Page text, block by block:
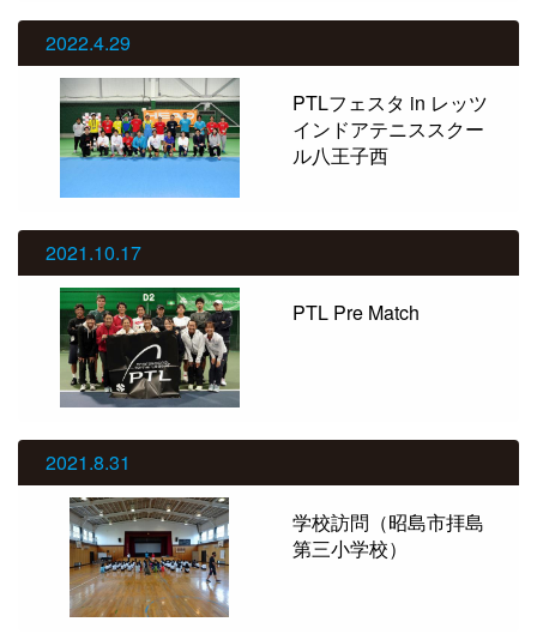
2022.4.29
PTLフェスタ in レッツ
インドアテニススクー
ル八王子西
2021.10.17
PTL Pre Match
2021.8.31
学校訪問（昭島市拝島
第三小学校）